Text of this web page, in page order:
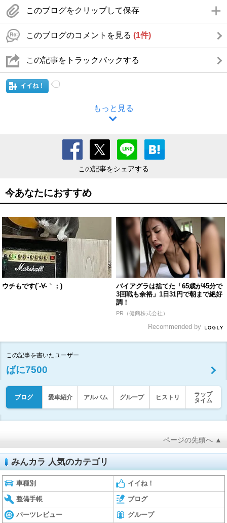
このブログをクリップして保存
このブログのコメントを見る (1件)
この記事をトラックバックする
イイね！
もっと見る
この記事をシェアする
今あなたにおすすめ
ウチもです(´-∀-｀；)
バイアグラは捨てた「65歳が45分で
3回戦も余裕」1日31円で朝まで絶好
調！
PR（健商株式会社）
Recommended by
この記事を書いたユーザー
ばに7500
ブログ 愛車紹介 アルバム グループ ヒストリ
ラップ
タイム
ページの先頭へ ▲
みんカラ 人気のカテゴリ
車種別 イイね！
整備手帳 ブログ
パーツレビュー グループ